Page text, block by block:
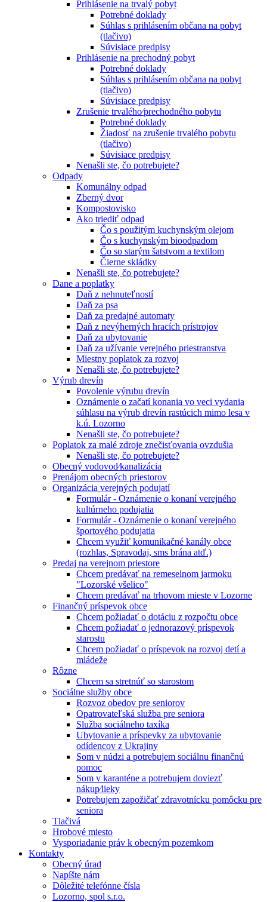
Prihlásenie na trvalý pobyt
Potrebné doklady
Súhlas s prihlásením občana na pobyt
(tlačivo)
Súvisiace predpisy
Prihlásenie na prechodný pobyt
Potrebné doklady
Súhlas s prihlásením občana na pobyt
(tlačivo)
Súvisiace predpisy
Zrušenie trvalého⁄prechodného pobytu
Potrebné doklady
Žiadosť na zrušenie trvalého pobytu
(tlačivo)
Súvisiace predpisy
Nenašli ste, čo potrebujete?
Odpady
Komunálny odpad
Zberný dvor
Kompostovisko
Ako triediť odpad
Čo s použitým kuchynským olejom
Čo s kuchynským bioodpadom
Čo so starým šatstvom a textilom
Čierne skládky
Nenašli ste, čo potrebujete?
Dane a poplatky
Daň z nehnuteľností
Daň za psa
Daň za predajné automaty
Daň z nevýherných hracích prístrojov
Daň za ubytovanie
Daň za užívanie verejného priestranstva
Miestny poplatok za rozvoj
Nenašli ste, čo potrebujete?
Výrub drevín
Povolenie výrubu drevín
Oznámenie o začatí konania vo veci vydania
súhlasu na výrub drevín rastúcich mimo lesa v
k.ú. Lozorno
Nenašli ste, čo potrebujete?
Poplatok za malé zdroje znečisťovania ovzdušia
Nenašli ste, čo potrebujete?
Obecný vodovod⁄kanalizácia
Prenájom obecných priestorov
Organizácia verejných podujatí
Formulár - Oznámenie o konaní verejného
kultúrneho podujatia
Formulár - Oznámenie o konaní verejného
športového podujatia
Chcem využiť komunikačné kanály obce
(rozhlas, Spravodaj, sms brána atď.)
Predaj na verejnom priestore
Chcem predávať na remeselnom jarmoku
"Lozorské všelico"
Chcem predávať na trhovom mieste v Lozorne
Finančný príspevok obce
Chcem požiadať o dotáciu z rozpočtu obce
Chcem požiadať o jednorazový príspevok
starostu
Chcem požiadať o príspevok na rozvoj detí a
mládeže
Rôzne
Chcem sa stretnúť so starostom
Sociálne služby obce
Rozvoz obedov pre seniorov
Opatrovateľská služba pre seniora
Služba sociálneho taxíka
Ubytovanie a príspevky za ubytovanie
odídencov z Ukrajiny
Som v núdzi a potrebujem sociálnu finančnú
pomoc
Som v karanténe a potrebujem doviezť
nákup⁄lieky
Potrebujem zapožičať zdravotnícku pomôcku pre
seniora
Tlačivá
Hrobové miesto
Vysporiadanie práv k obecným pozemkom
Kontakty
Obecný úrad
Napíšte nám
Dôležité telefónne čísla
Lozorno, spol s.r.o.